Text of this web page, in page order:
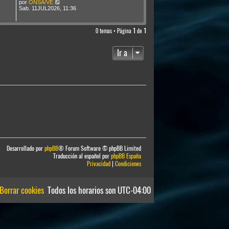
por ONSA/VE
Sab. 11JUL2026, 11:36
0 temas • Página 1 de 1
Ir a
Desarrollado porphpBB® Forum Software © phpBB Limited
Traducción al español porphpBB España
Privacidad| Condiciones
Todos los horarios son UTC-04:00
Borrar cookies